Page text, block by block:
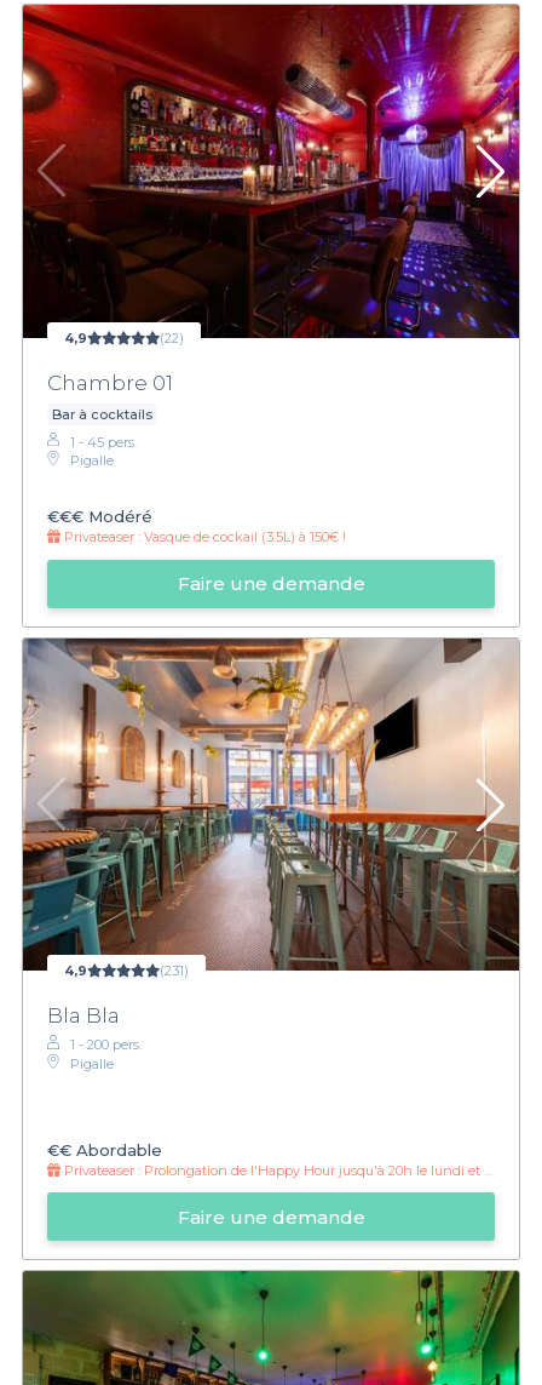
4,9 (22)
Chambre 01
Bar à cocktails
1 - 45 pers.
Pigalle
€€€ Modéré
Privateaser : Vasque de cockail (3.5L) à 150€ !
Faire une demande
4,9 (231)
Bla Bla
1 - 200 pers.
Pigalle
€€ Abordable
Privateaser : Prolongation de l'Happy Hour jusqu'à 20h le lundi et mardi !
Faire une demande